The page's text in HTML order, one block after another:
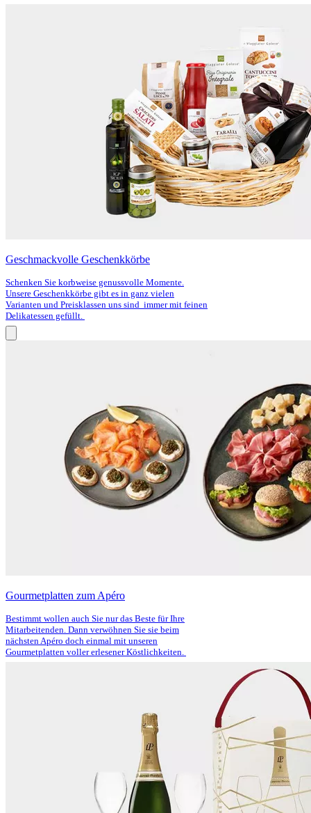
Geschmackvolle Geschenkkörbe
Schenken Sie korbweise genussvolle Momente.
Unsere Geschenkkörbe gibt es in ganz vielen
Varianten und Preisklassen uns sind immermit feinen
Delikatessen gefüllt.
Gourmetplatten zum Apéro
Bestimmt wollen auch Sie nur das Beste für Ihre
Mitarbeitenden. Dann verwöhnen Sie sie beim
nächsten Apéro doch einmal mit unseren
Gourmetplatten voller erlesener Köstlichkeiten.